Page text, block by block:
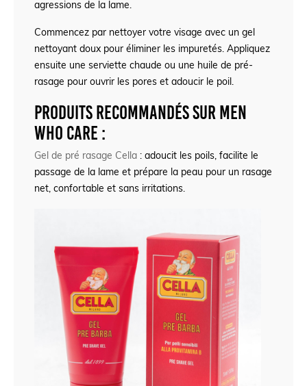
agressions de la lame.
Commencez par nettoyer votre visage avec un gel
nettoyant doux pour éliminer les impuretés. Appliquez
ensuite une serviette chaude ou une huile de pré-
rasage pour ouvrir les pores et adoucir le poil.
Produits recommandés sur Men
Who Care :
Gel de pré rasage Cella : adoucit les poils, facilite le
passage de la lame et prépare la peau pour un rasage
net, confortable et sans irritations.